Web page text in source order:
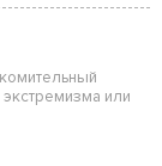
или